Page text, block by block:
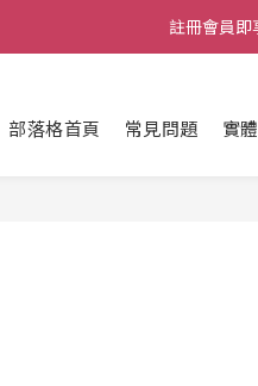
註冊會員
註冊會員
註冊會員即
部落格首頁 常見問題 實